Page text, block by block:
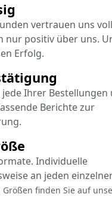
Individuelle
an jeden
Größen finden Sie auf
Ihrer Bestellungen
Berichte zur
vertrauen uns
nur positiv über uns.
Erfolg.